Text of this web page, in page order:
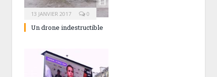
13 JANVIER 2017 0
Un drone indestructible